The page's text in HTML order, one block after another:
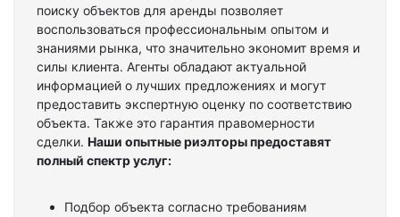
поиску объектов для аренды позволяет
воспользоваться профессиональным опытом и
знаниями рынка, что значительно экономит время и
силы клиента. Агенты обладают актуальной
информацией о лучших предложениях и могут
предоставить экспертную оценку по соответствию
объекта. Также это гарантия правомерности
сделки. Наши опытные риэлторы предоставят
полный спектр услуг:
Подбор объекта согласно требованиям